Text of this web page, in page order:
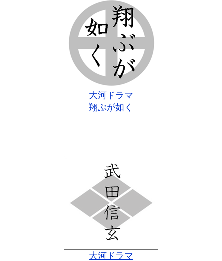
大河ドラマ
翔ぶが如く
大河ドラマ